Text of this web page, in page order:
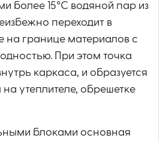
более 15°C водяной пар из
переходит в
на границе материалов с
При этом точка
каркаса, и образуется
утеплителе, обрешетке
блоками основная